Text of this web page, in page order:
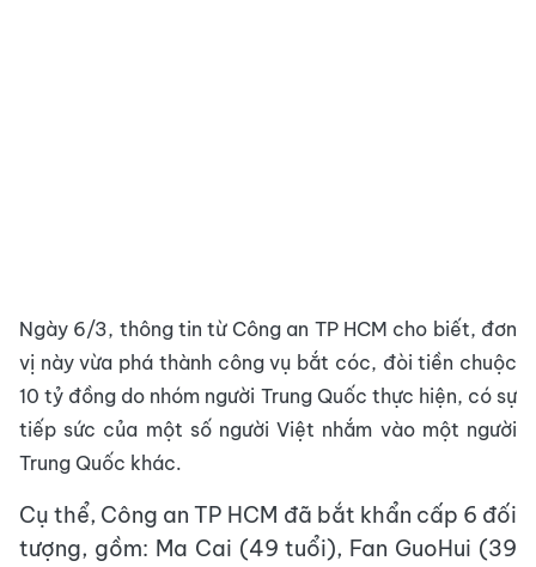
Ngày 6/3, thông tin từ Công an TP HCM cho biết, đơn
vị này vừa phá thành công vụ bắt cóc, đòi tiền chuộc
10 tỷ đồng do nhóm người Trung Quốc thực hiện, có sự
tiếp sức của một số người Việt nhắm vào một người
Trung Quốc khác.
Cụ thể, Công an TP HCM đã bắt khẩn cấp 6 đối
tượng, gồm: Ma Cai (49 tuổi), Fan GuoHui (39